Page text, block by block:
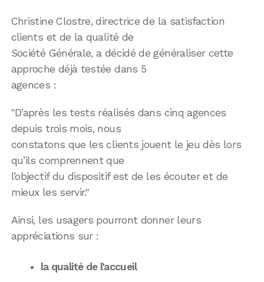
Christine Clostre, directrice de la satisfaction
clients et de la qualité de
Société Générale, a décidé de généraliser cette
approche déjà testée dans 5
agences :
"D’après les tests réalisés dans cinq agences
depuis trois mois, nous
constatons que les clients jouent le jeu dès lors
qu’ils comprennent que
l’objectif du dispositif est de les écouter et de
mieux les servir."
Ainsi, les usagers pourront donner leurs
appréciations sur :
la qualité de l’accueil